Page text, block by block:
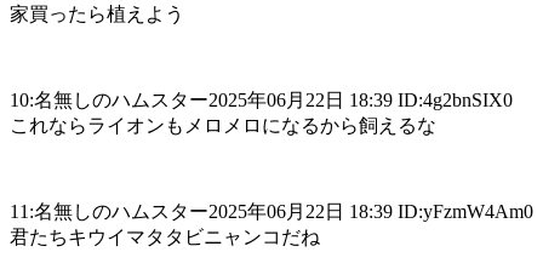
家買ったら植えよう
10:名無しのハムスター2025年06月22日 18:39 ID:4g2bnSIX0
これならライオンもメロメロになるから飼えるな
11:名無しのハムスター2025年06月22日 18:39 ID:yFzmW4Am0
君たちキウイマタタビニャンコだね